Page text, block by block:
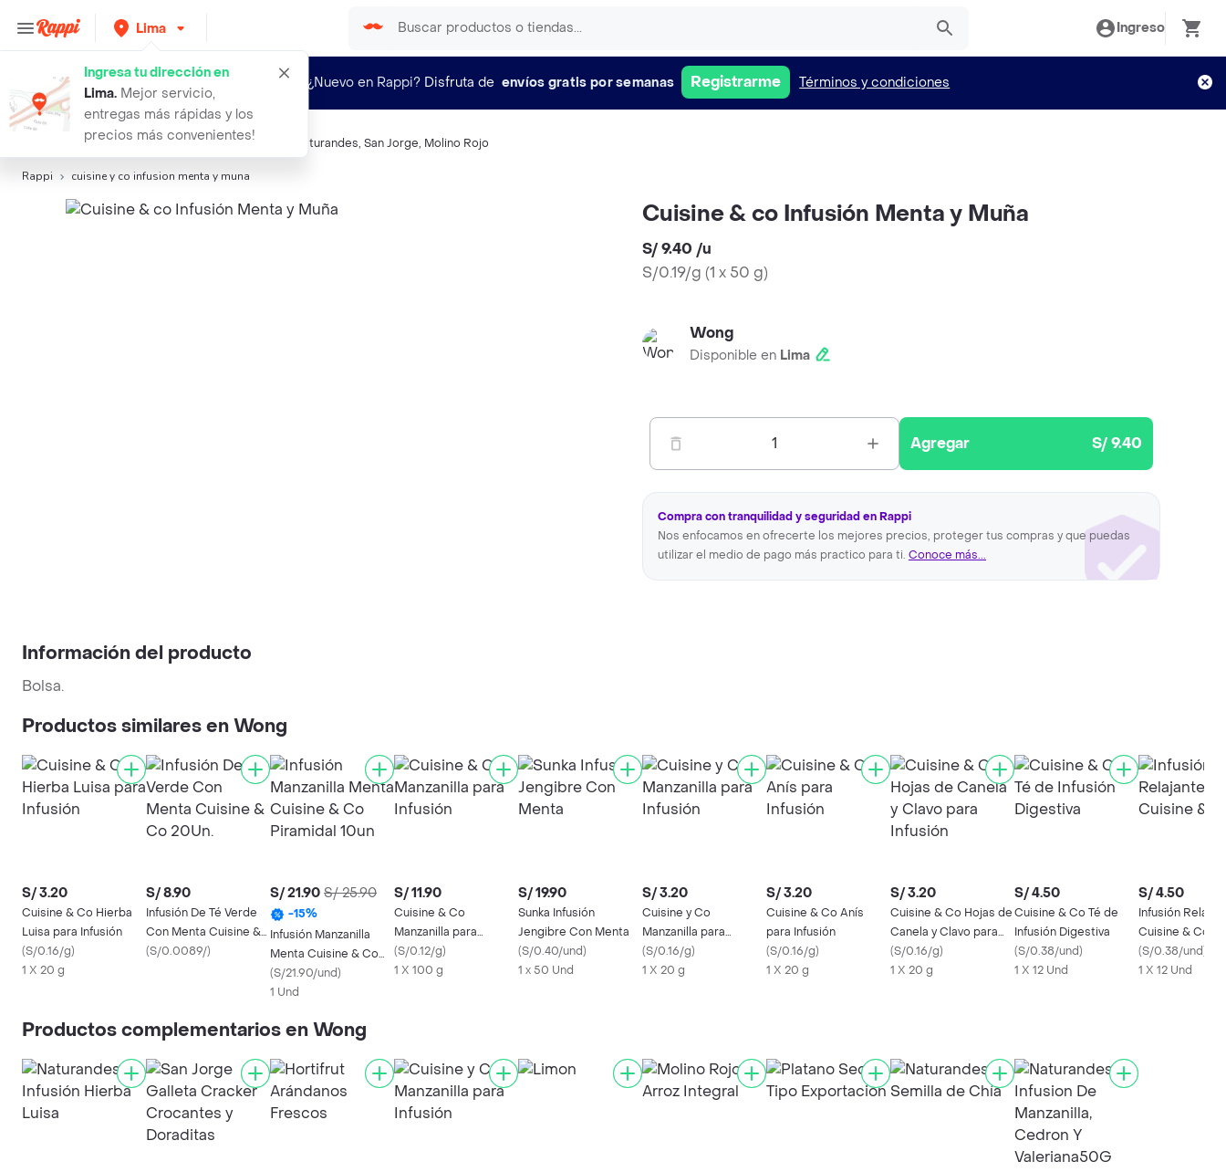
Lima
Ingresa tu dirección en
Lima. Mejor servicio,
entregas más rápidas y los
precios más convenientes!
Ingreso
¿Nuevo en Rappi? Disfruta de envíos gratis por semanas Registrarme Términos y condiciones
Búsquedas relacionadas: Infusiones,Cuisine&Co Naturandes, San Jorge, Molino Rojo
Rappi cuisine y co infusion menta y muna
Cuisine & co Infusión Menta y Muña
S/ 9.40 /u
S/0.19/g (1 x 50 g)
Wong
Disponible en Lima
1 Agregar S/ 9.40
Compra con tranquilidad y seguridad en Rappi
Nos enfocamos en ofrecerte los mejores precios, proteger tus compras y que puedas
utilizar el medio de pago más practico para ti. Conoce más...
Información del producto
Bolsa.
Productos similares en Wong
S/ 3.20
Cuisine & Co Hierba
Luisa para Infusión
(S/0.16/g)
1 X 20 g
S/ 8.90
Infusión De Té Verde
Con Menta Cuisine &
Co 20Un.
(S/0.0089/)
S/ 21.90 S/ 25.90
-15%
Infusión Manzanilla
Menta Cuisine & Co
Piramidal 10un
(S/21.90/und)
1 Und
S/ 11.90
Cuisine & Co
Manzanilla para
Infusión
(S/0.12/g)
1 X 100 g
S/ 19.90
Sunka Infusión
Jengibre Con Menta
(S/0.40/und)
1 x 50 Und
S/ 3.20
Cuisine y Co
Manzanilla para
Infusión
(S/0.16/g)
1 X 20 g
S/ 3.20
Cuisine & Co Anís
para Infusión
(S/0.16/g)
1 X 20 g
S/ 3.20
Cuisine & Co Hojas de
Canela y Clavo para
Infusión
(S/0.16/g)
1 X 20 g
S/ 4.50
Cuisine & Co Té de
Infusión Digestiva
(S/0.38/und)
1 X 12 Und
S/ 4.50
Infusión
Cuisine & Co
(S/0.38/und)
1 X 12 Und
Productos complementarios en Wong